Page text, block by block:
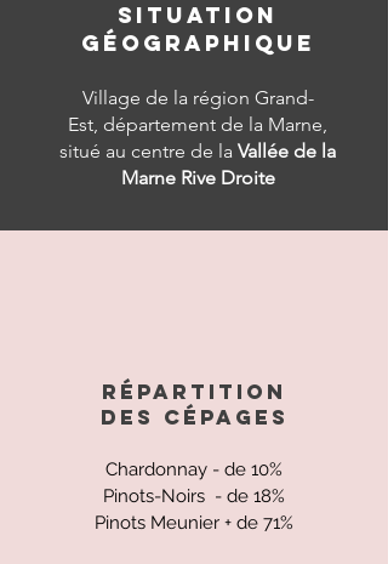
SITUATION
GÉOGRAPHIQUE
Village de la région Grand-
Est, département de la Marne,
situé au centre de la Vallée de la
Marne Rive Droite
RÉPARTITION
DES CÉPAGES
Chardonnay - de 10%
Pinots-Noirs - de 18%
Pinots Meunier + de 71%